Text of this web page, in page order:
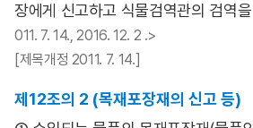
장에게 신고하고 식물검역관의 검역
011. 7. 14., 2016. 12. 2 .>
[제목개정 2011. 7. 14.]
제12조의 2 (목재포장재의 신고 등)